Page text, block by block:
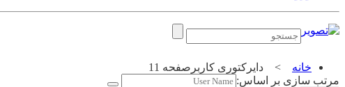
خانه > دایرکتوری کاربر صفحه 11
مرتب سازی بر اساس: